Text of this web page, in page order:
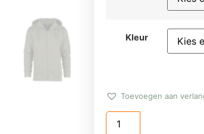
Kleur
Toevoegen aan